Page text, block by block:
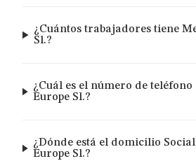
¿Cuántos trabajadores tiene
Sl.?
¿Cuál es el número de
Europe Sl.?
¿Dónde está el domicilio
Europe Sl.?